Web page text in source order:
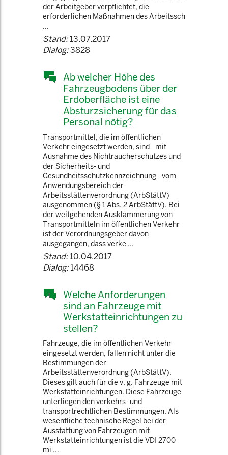
der Arbeitgeber verpflichtet, die
erforderlichen Maßnahmen des Arbeitssch
...
Stand:13.07.2017
Dialog:3828
Ab welcher Höhe des
Fahrzeugbodens über der
Erdoberfläche ist eine
Absturzsicherung für das
Personal nötig?
Transportmittel, die im öffentlichen
Verkehr eingesetzt werden, sind - mit
Ausnahme des Nichtraucherschutzes und
der Sicherheits- und
Gesundheitsschutzkennzeichnung- vom
Anwendungsbereich der
Arbeitsstättenverordnung (ArbStättV)
ausgenommen (§ 1 Abs. 2 ArbStättV). Bei
der weitgehenden Ausklammerung von
Transportmitteln im öffentlichen Verkehr
ist der Verordnungsgeber davon
ausgegangen, dass verke ...
Stand:10.04.2017
Dialog:14468
Welche Anforderungen
sind an Fahrzeuge mit
Werkstatteinrichtungen zu
stellen?
Fahrzeuge, die im öffentlichen Verkehr
eingesetzt werden, fallen nicht unter die
Bestimmungen der
Arbeitsstättenverordnung (ArbStättV).
Dieses gilt auch für die v. g. Fahrzeuge mit
Werkstatteinrichtungen. Diese Fahrzeuge
unterliegen den verkehrs- und
transportrechtlichen Bestimmungen. Als
wesentliche technische Regel bei der
Ausstattung von Fahrzeugen mit
Werkstatteinrichtungen ist die VDI 2700
mi ...